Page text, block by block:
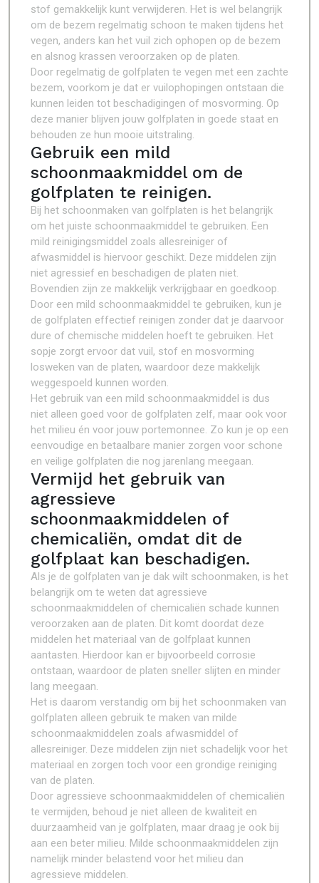
stof gemakkelijk kunt verwijderen. Het is wel belangrijk
om de bezem regelmatig schoon te maken tijdens het
vegen, anders kan het vuil zich ophopen op de bezem
en alsnog krassen veroorzaken op de platen.
Door regelmatig de golfplaten te vegen met een zachte
bezem, voorkom je dat er vuilophopingen ontstaan die
kunnen leiden tot beschadigingen of mosvorming. Op
deze manier blijven jouw golfplaten in goede staat en
behouden ze hun mooie uitstraling.
Gebruik een mild
schoonmaakmiddel om de
golfplaten te reinigen.
Bij het schoonmaken van golfplaten is het belangrijk
om het juiste schoonmaakmiddel te gebruiken. Een
mild reinigingsmiddel zoals allesreiniger of
afwasmiddel is hiervoor geschikt. Deze middelen zijn
niet agressief en beschadigen de platen niet.
Bovendien zijn ze makkelijk verkrijgbaar en goedkoop.
Door een mild schoonmaakmiddel te gebruiken, kun je
de golfplaten effectief reinigen zonder dat je daarvoor
dure of chemische middelen hoeft te gebruiken. Het
sopje zorgt ervoor dat vuil, stof en mosvorming
losweken van de platen, waardoor deze makkelijk
weggespoeld kunnen worden.
Het gebruik van een mild schoonmaakmiddel is dus
niet alleen goed voor de golfplaten zelf, maar ook voor
het milieu én voor jouw portemonnee. Zo kun je op een
eenvoudige en betaalbare manier zorgen voor schone
en veilige golfplaten die nog jarenlang meegaan.
Vermijd het gebruik van
agressieve
schoonmaakmiddelen of
chemicaliën, omdat dit de
golfplaat kan beschadigen.
Als je de golfplaten van je dak wilt schoonmaken, is het
belangrijk om te weten dat agressieve
schoonmaakmiddelen of chemicaliën schade kunnen
veroorzaken aan de platen. Dit komt doordat deze
middelen het materiaal van de golfplaat kunnen
aantasten. Hierdoor kan er bijvoorbeeld corrosie
ontstaan, waardoor de platen sneller slijten en minder
lang meegaan.
Het is daarom verstandig om bij het schoonmaken van
golfplaten alleen gebruik te maken van milde
schoonmaakmiddelen zoals afwasmiddel of
allesreiniger. Deze middelen zijn niet schadelijk voor het
materiaal en zorgen toch voor een grondige reiniging
van de platen.
Door agressieve schoonmaakmiddelen of chemicaliën
te vermijden, behoud je niet alleen de kwaliteit en
duurzaamheid van je golfplaten, maar draag je ook bij
aan een beter milieu. Milde schoonmaakmiddelen zijn
namelijk minder belastend voor het milieu dan
agressieve middelen.